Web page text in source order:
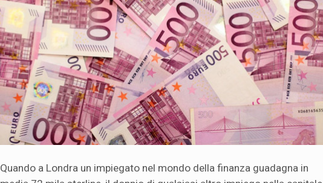
Quando a Londra un impiegato nel mondo della finanza guadagna in